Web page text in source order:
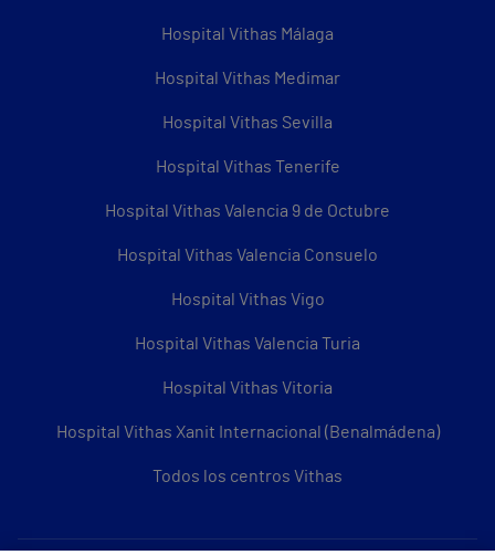
Hospital Vithas Málaga
Hospital Vithas Medimar
Hospital Vithas Sevilla
Hospital Vithas Tenerife
Hospital Vithas Valencia 9 de Octubre
Hospital Vithas Valencia Consuelo
Hospital Vithas Vigo
Hospital Vithas Valencia Turia
Hospital Vithas Vitoria
Hospital Vithas Xanit Internacional (Benalmádena)
Todos los centros Vithas